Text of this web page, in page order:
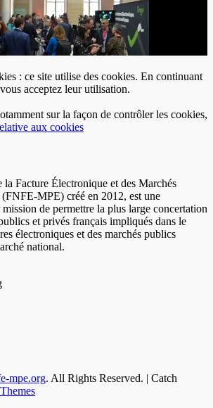
: ce site utilise des cookies. En continuant
acceptez leur utilisation.
sur la façon de contrôler les cookies,
aux cookies
Facture Électronique et des Marchés
MPE) créé en 2012, est une
de permettre la plus large concertation
et privés français impliqués dans le
électroniques et des marchés publics
national.
mpe.org. All Rights Reserved. | Catch